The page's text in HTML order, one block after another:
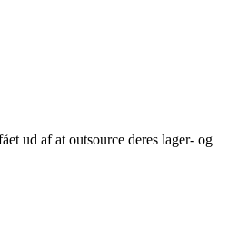
ud af at outsource deres lager- og